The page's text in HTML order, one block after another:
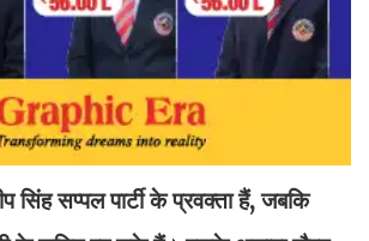
सिंह सप्पल पार्टी के प्रवक्ता हैं, जबकि